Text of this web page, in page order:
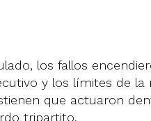
los fallos
y los límites de la
que actuaron
tripartito.